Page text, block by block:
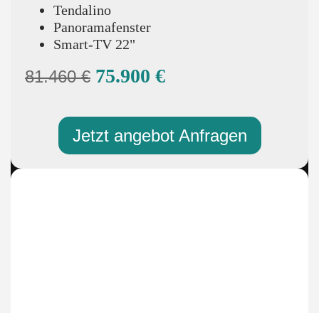
Tendalino
Panoramafenster
Smart-TV 22"
81.460 € 75.900 €
Jetzt angebot Anfragen